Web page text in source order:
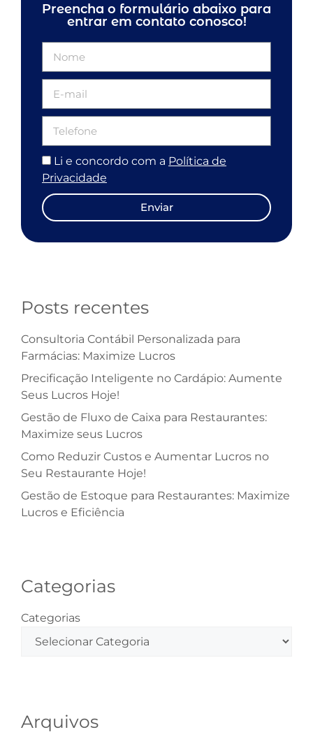
Preencha o formulário abaixo para
entrar em contato conosco!
Li e concordo com a Política de
Privacidade
Enviar
Posts recentes
Consultoria Contábil Personalizada para
Farmácias: Maximize Lucros
Precificação Inteligente no Cardápio: Aumente
Seus Lucros Hoje!
Gestão de Fluxo de Caixa para Restaurantes:
Maximize seus Lucros
Como Reduzir Custos e Aumentar Lucros no
Seu Restaurante Hoje!
Gestão de Estoque para Restaurantes: Maximize
Lucros e Eficiência
Categorias
Categorias
Arquivos